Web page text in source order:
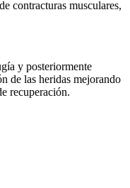
contracturas musculares,
y posteriormente
de las heridas mejorando
recuperación.